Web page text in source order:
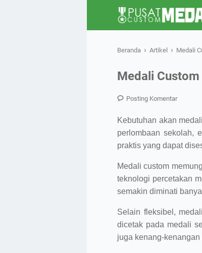
Beranda › Artikel › Medali
Medali
Posting Komentar
Kebutuhan akan
perlombaan sekolah,
praktis yang dapat
Medali custom
teknologi percetakan
semakin diminati
Selain fleksibel,
dicetak pada medali
juga kenang-kenangan